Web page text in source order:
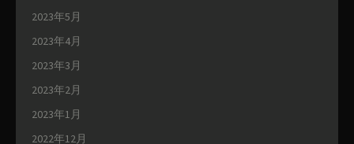
2023年5月
2023年4月
2023年3月
2023年2月
2023年1月
2022年12月